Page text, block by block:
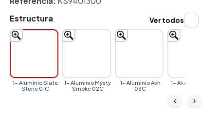
Estructura
1- Aluminio Slate
Stone 01C
1- Aluminio Mysty
Smoke 02C
1- Aluminio Ash
03C
1- Aluminio Bone
‹ ›
Ver todos